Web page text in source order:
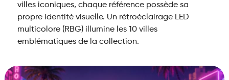
villes iconiques, chaque référence possède sa
propre identité visuelle. Un rétroéclairage LED
multicolore (RBG) illumine les 10 villes
emblématiques de la collection.